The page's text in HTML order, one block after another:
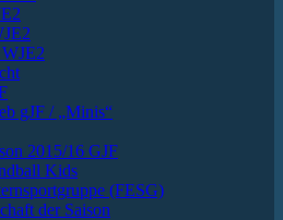
gJF / „Minis“
2015/16 GJF
Kids
(FESG)
der Saison